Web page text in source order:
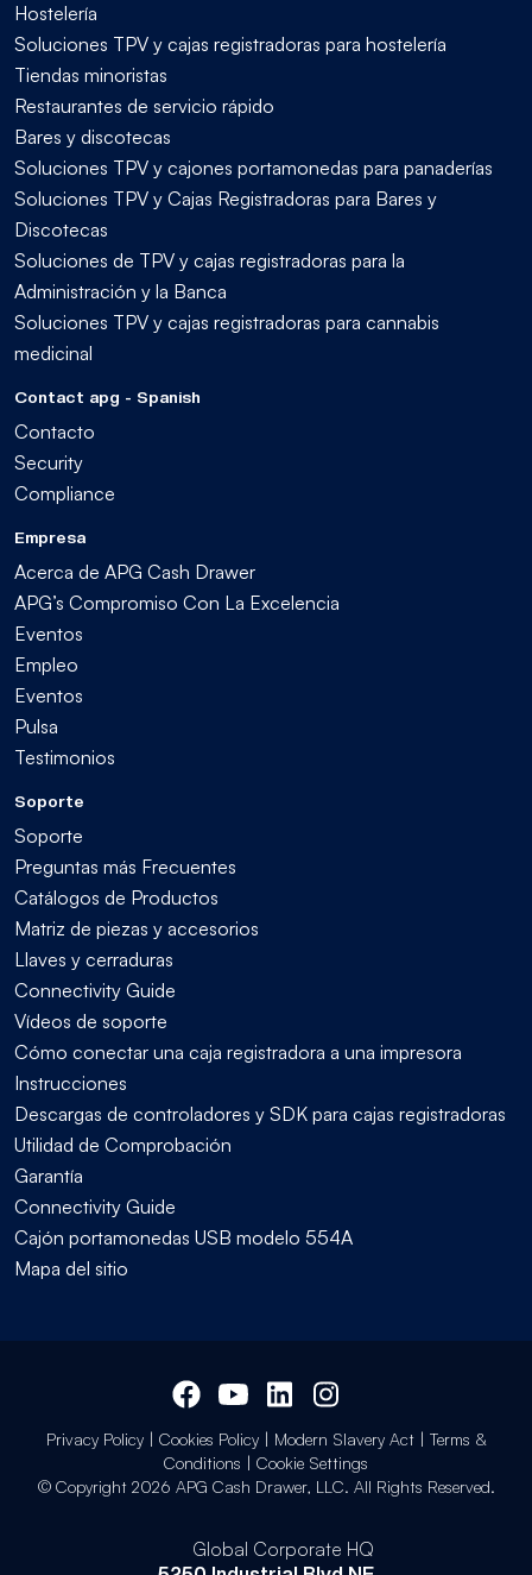
Hostelería
Soluciones TPV y cajas registradoras para hostelería
Tiendas minoristas
Restaurantes de servicio rápido
Bares y discotecas
Soluciones TPV y cajones portamonedas para panaderías
Soluciones TPV y Cajas Registradoras para Bares y
Discotecas
Soluciones de TPV y cajas registradoras para la
Administración y la Banca
Soluciones TPV y cajas registradoras para cannabis
medicinal
Contact apg - Spanish
Contacto
Security
Compliance
Empresa
Acerca de APG Cash Drawer
APG’s Compromiso Con La Excelencia
Eventos
Empleo
Eventos
Pulsa
Testimonios
Soporte
Soporte
Preguntas más Frecuentes
Catálogos de Productos
Matriz de piezas y accesorios
Llaves y cerraduras
Connectivity Guide
Vídeos de soporte
Cómo conectar una caja registradora a una impresora
Instrucciones
Descargas de controladores y SDK para cajas registradoras
Utilidad de Comprobación
Garantía
Connectivity Guide
Cajón portamonedas USB modelo 554A
Mapa del sitio
Privacy Policy| Cookies Policy| Modern Slavery Act| Terms &
Conditions | Cookie Settings
© Copyright 2026 APG Cash Drawer, LLC. All Rights Reserved.
Global Corporate HQ